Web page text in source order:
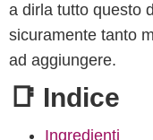
a dirla tutto questo
sicuramente tanto
ad aggiungere.
📑 Indice
Ingredienti